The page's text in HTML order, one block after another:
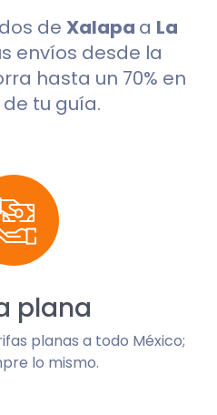
de Xalapa a La
envíos desde la
hasta un 70% en
tu guía.
plana
planas a todo México;
lo mismo.